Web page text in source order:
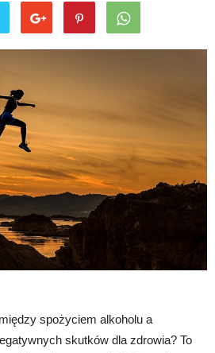
spożyciem alkoholu a
skutków dla zdrowia? To